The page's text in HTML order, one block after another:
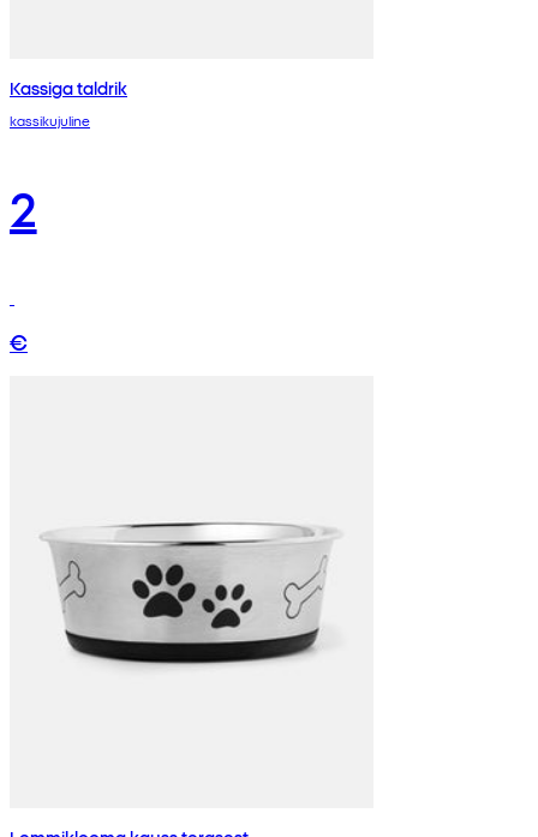
Kassiga taldrik
kassikujuline
2
€